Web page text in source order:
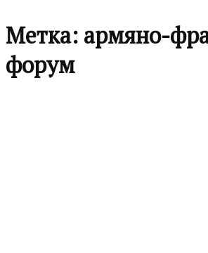
Метка: армяно-
форум